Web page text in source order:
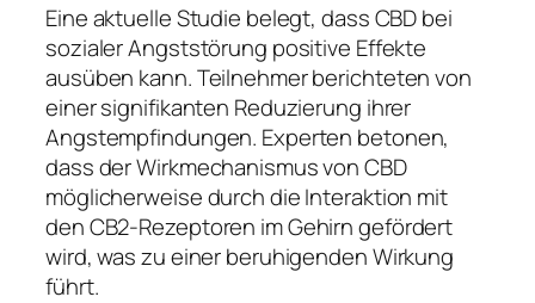
Eine aktuelle Studie belegt, dass CBD bei
sozialer Angststörung positive Effekte
ausüben kann. Teilnehmer berichteten von
einer signifikanten Reduzierung ihrer
Angstempfindungen. Experten betonen,
dass der Wirkmechanismus von CBD
möglicherweise durch die Interaktion mit
den CB2-Rezeptoren im Gehirn gefördert
wird, was zu einer beruhigenden Wirkung
führt.